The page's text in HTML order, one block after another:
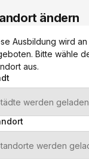
ändern
Ausbildung wird
Bitte wähle
aus.